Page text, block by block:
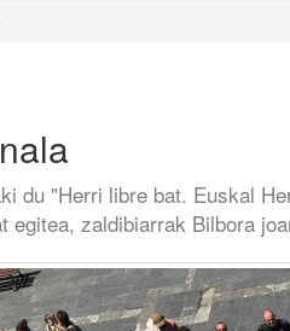
du "Herri libre bat. Euskal
egitea, zaldibiarrak Bilbora